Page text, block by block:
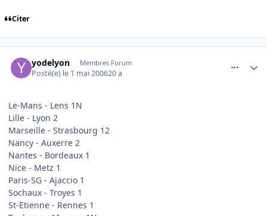
Citer
yodelyon Membres Forum
Posté(e) le 1 mai 200620 a
Le-Mans - Lens 1N
Lille - Lyon 2
Marseille - Strasbourg 12
Nancy - Auxerre 2
Nantes - Bordeaux 1
Nice - Metz 1
Paris-SG - Ajaccio 1
Sochaux - Troyes 1
St-Etienne - Rennes 1